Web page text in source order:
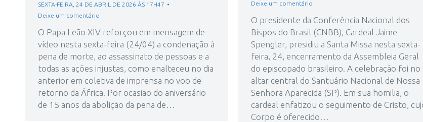
SEXTA-FEIRA, 24 DE ABRIL DE 2026 ÀS 17H47
Deixe um comentário
O Papa Leão XIV reforçou em mensagem de
vídeo nesta sexta-feira (24/04) a condenação à
pena de morte, ao assassinato de pessoas e a
todas as ações injustas, como enalteceu no dia
anterior em coletiva de imprensa no voo de
retorno da África. Por ocasião do aniversário
de 15 anos da abolição da pena de…
Deixe um comentário
O presidente da Conferência Nacional dos
Bispos do Brasil (CNBB), Cardeal Jaime
Spengler, presidiu a Santa Missa nesta sexta-
feira, 24, encerramento da Assembleia Geral
do episcopado brasileiro. A celebração foi no
altar central do Santuário Nacional de Nossa
Senhora Aparecida (SP). Em sua homilia, o
cardeal enfatizou o seguimento de Cristo,
Corpo é oferecido…